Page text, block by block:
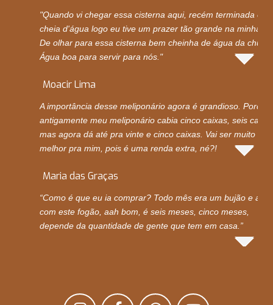
"Quando vi chegar essa cisterna aqui, recém terminada e
cheia d'água logo eu tive um prazer tão grande na minha
De olhar para essa cisterna bem cheinha de água da chuva.
Água boa para servir para nós."
Moacir Lima
A importância desse meliponário agora é grandioso. Porque
antigamente meu meliponário cabia cinco caixas, seis
mas agora dá até pra vinte e cinco caixas. Vai ser muito
melhor pra mim, pois é uma renda extra, né?!
Maria das Graças
“Como é que eu ia comprar? Todo mês era um bujão e
com este fogão, aah bom, é seis meses, cinco meses,
depende da quantidade de gente que tem em casa.”